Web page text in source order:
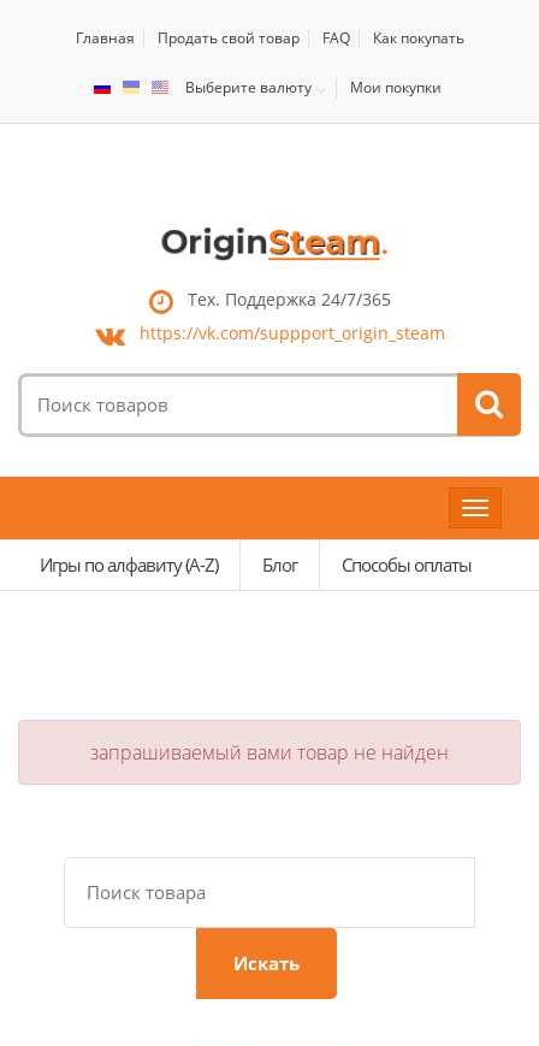
Главная Продать свой товар FAQ Как покупать
Выберите валюту Мои покупки
Тех. Поддержка 24/7/365
https://vk.com/suppport_origin_steam
товаров:
Toggle
Игры по алфавиту (A-Z)
Блог Способы оплаты
запрашиваемый вами товар не найден
Искать